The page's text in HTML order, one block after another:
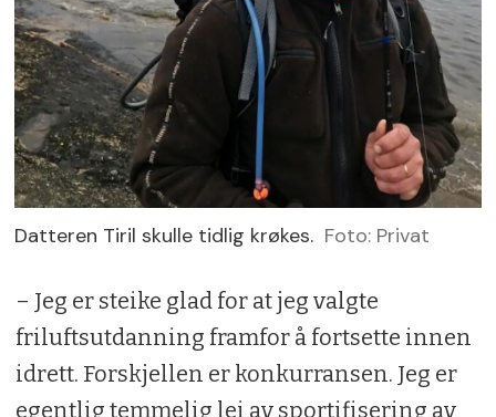
Datteren Tiril skulle tidlig krøkes. Foto: Privat
– Jeg er steike glad for at jeg valgte
friluftsutdanning framfor å fortsette innen
idrett. Forskjellen er konkurransen. Jeg er
egentlig temmelig lei av sportifisering av